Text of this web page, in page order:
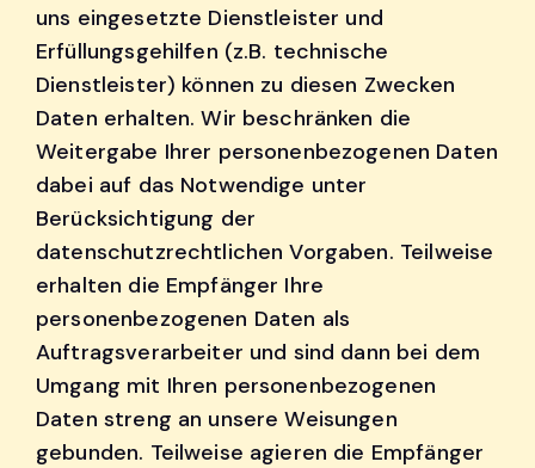
uns eingesetzte Dienstleister und
Erfüllungsgehilfen (z.B. technische
Dienstleister) können zu diesen Zwecken
Daten erhalten. Wir beschränken die
Weitergabe Ihrer personenbezogenen Daten
dabei auf das Notwendige unter
Berücksichtigung der
datenschutzrechtlichen Vorgaben. Teilweise
erhalten die Empfänger Ihre
personenbezogenen Daten als
Auftragsverarbeiter und sind dann bei dem
Umgang mit Ihren personenbezogenen
Daten streng an unsere Weisungen
gebunden. Teilweise agieren die Empfänger